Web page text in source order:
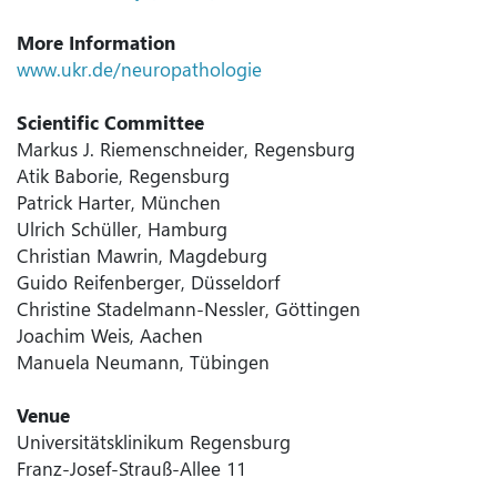
More Information
www.ukr.de/neuropathologie
Scientific Committee
Markus J. Riemenschneider, Regensburg
Atik Baborie, Regensburg
Patrick Harter, München
Ulrich Schüller, Hamburg
Christian Mawrin, Magdeburg
Guido Reifenberger, Düsseldorf
Christine Stadelmann-Nessler, Göttingen
Joachim Weis, Aachen
Manuela Neumann, Tübingen
Venue
Universitätsklinikum Regensburg
Franz-Josef-Strauß-Allee 11